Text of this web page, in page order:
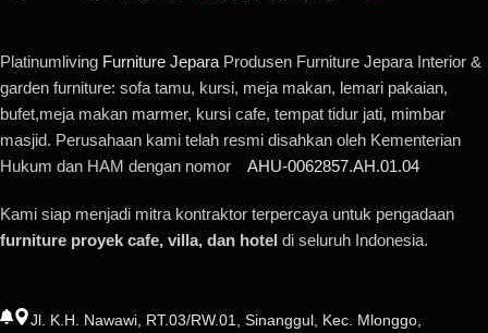
Platinumliving Furniture Jepara Produsen Furniture Jepara Interior &
garden furniture: sofa tamu, kursi, meja makan, lemari pakaian,
bufet,meja makan marmer, kursi cafe, tempat tidur jati, mimbar
masjid. Perusahaan kami telah resmi disahkan oleh Kementerian
Hukum dan HAM dengan nomor AHU-0062857.AH.01.04
Kami siap menjadi mitra kontraktor terpercaya untuk pengadaan
furniture proyek cafe, villa, dan hotel di seluruh Indonesia.
Jl. K.H. Nawawi, RT.03/RW.01, Sinanggul, Kec. Mlonggo,